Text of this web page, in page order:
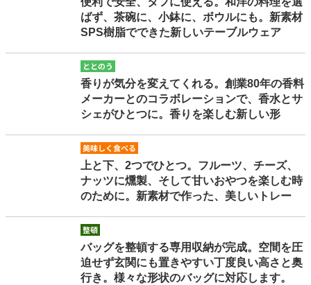
ばず、茶碗に、小鉢に、ボウルにも。新素材
SPS樹脂でできた新しいテーブルウェア
香りが気分を変えてくれる。創業80年の香料
メーカーとのコラボレーションで、香水とサ
シェがひとつに。香りを楽しむ新しい形
上と下、2つでひとつ。フルーツ、チーズ、
ナッツに燻製、そして甘いおやつを楽しむ時
のために。新素材で作った、美しいトレー
バッグを整頓する専用収納が完成。空間を圧
迫せず玄関にも置きやすい丁度良い高さと奥
行き。様々な形状のバッグに対応します。